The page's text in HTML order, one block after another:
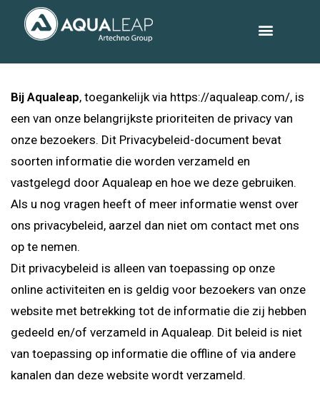
Bij Aqualeap, toegankelijk via https://aqualeap.com/, is
een van onze belangrijkste prioriteiten de privacy van
onze bezoekers. Dit Privacybeleid-document bevat
soorten informatie die worden verzameld en
vastgelegd door Aqualeap en hoe we deze gebruiken.
Als u nog vragen heeft of meer informatie wenst over
ons privacybeleid, aarzel dan niet om contact met ons
op te nemen.
Dit privacybeleid is alleen van toepassing op onze
online activiteiten en is geldig voor bezoekers van onze
website met betrekking tot de informatie die zij hebben
gedeeld en/of verzameld in Aqualeap. Dit beleid is niet
van toepassing op informatie die offline of via andere
kanalen dan deze website wordt verzameld.